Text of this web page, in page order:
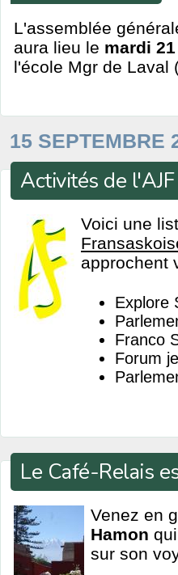
L'assemblée
aura lieu le mardi
l'école Mgr de Laval
15 SEPTEMBRE
Activités de l'AJF
Voici une
approchent
Explore
Franco
Forum
Le Café-Relais
Venez en
Hamon
sur son